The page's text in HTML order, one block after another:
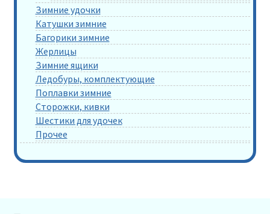
Зимние удочки
Катушки зимние
Багорики зимние
Жерлицы
Зимние ящики
Ледобуры, комплектующие
Поплавки зимние
Сторожки, кивки
Шестики для удочек
Прочее